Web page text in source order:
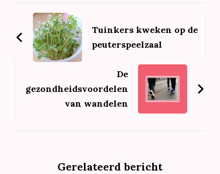
Bericht
navigatie
Tuinkers kweken op de
peuterspeelzaal
De
gezondheidsvoordelen
van wandelen
Gerelateerd bericht